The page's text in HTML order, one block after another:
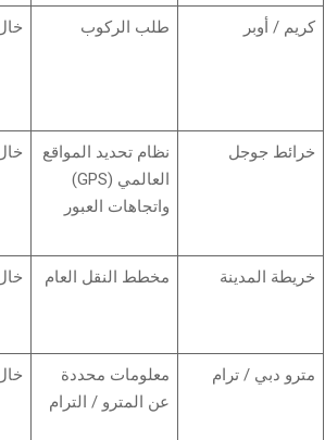
كريم / أوبر طلب الركوب
خرائط جوجل
نظام تحديد المواقع
العالمي (GPS)
واتجاهات العبور
خريطة المدينة مخطط النقل العام
مترو دبي / ترام
معلومات محددة
عن المترو / الترام